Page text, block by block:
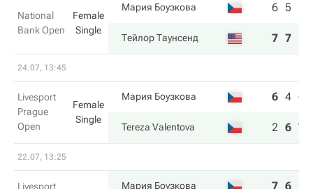
National
Bank Open
Female
Single
Мария Боузкова 6 5
Тейлор Таунсенд 7 7
24.07, 13:45
Livesport
Prague
Open
Female
Single
Мария Боузкова 6 4 6
Tereza Valentova 2 6 7
22.07, 13:25
Livesport
Мария Боузкова 7 6